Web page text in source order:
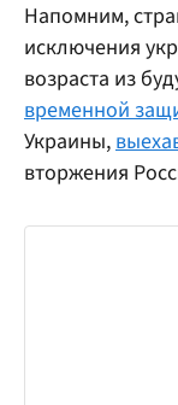
Напомним,
исключения
возраста из
временной
Украины,
вторжения